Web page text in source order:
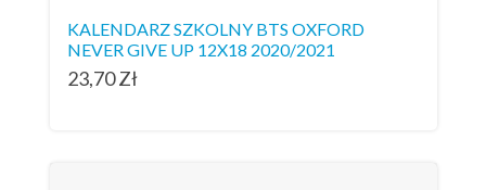
KALENDARZ SZKOLNY BTS OXFORD
NEVER GIVE UP 12X18 2020/2021
23,70Zł